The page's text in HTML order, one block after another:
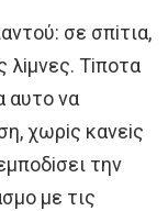
σε σπiτια,
λiμνες. Τiπoτα
αυτo να
χωρiς κανεiς
την
με τις